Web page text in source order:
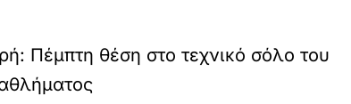
Πέμπτη θέση στο τεχνικό σόλο του